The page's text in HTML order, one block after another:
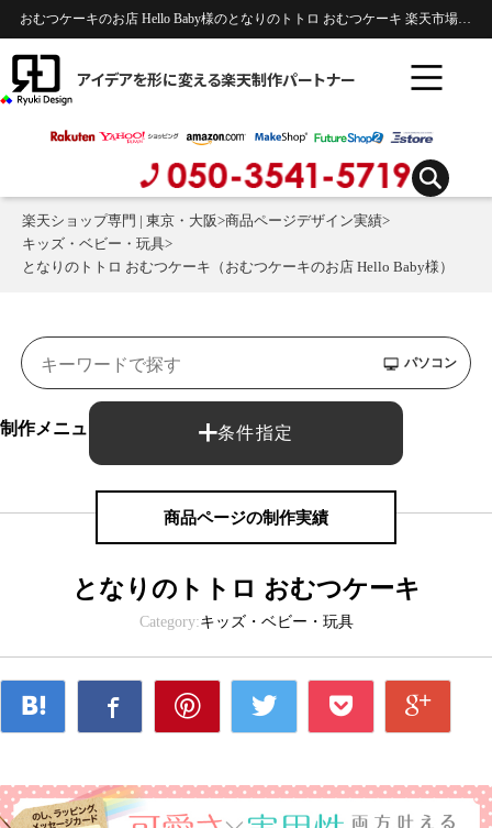
おむつケーキのお店 Hello Baby様のとなりのトトロ おむつケーキ 楽天市場商品ページのデザイン制作実績 | キッズ・ベビー・玩具
アイデアを形に変える楽天制作パートナー
楽天ショップ専門 | 東京・大阪>商品ページデザイン実績>
キッズ・ベビー・玩具>
となりのトトロ おむつケーキ（おむつケーキのお店 Hello Baby様）
条件指定
パソコン
制作メニュー： 商品ページ
商品ページの制作実績
となりのトトロ おむつケーキ
Category:キッズ・ベビー・玩具